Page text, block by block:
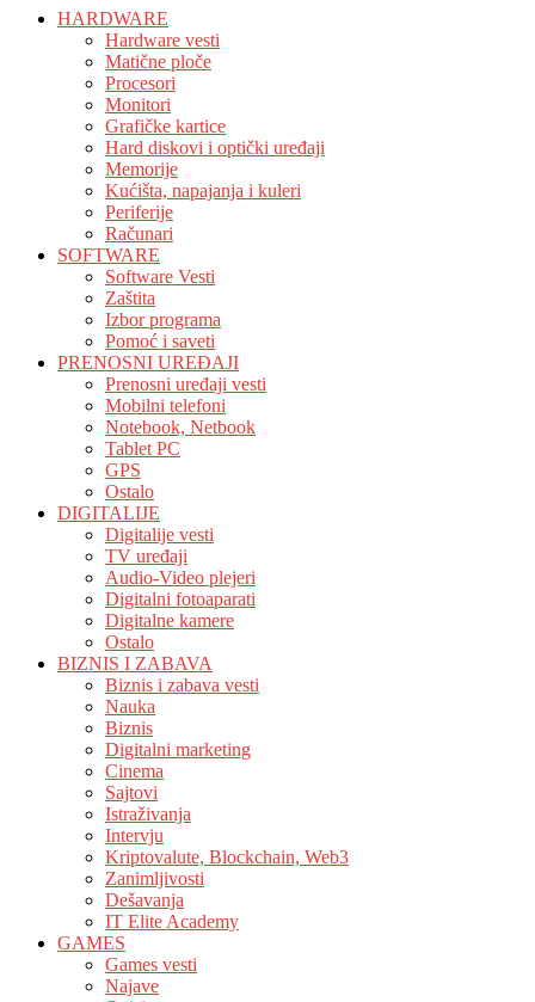
HARDWARE
Hardware vesti
Matične ploče
Procesori
Monitori
Grafičke kartice
Hard diskovi i optički uređaji
Memorije
Kućišta, napajanja i kuleri
Periferije
Računari
SOFTWARE
Software Vesti
Zaštita
Izbor programa
Pomoć i saveti
PRENOSNI UREĐAJI
Prenosni uređaji vesti
Mobilni telefoni
Notebook, Netbook
Tablet PC
GPS
Ostalo
DIGITALIJE
Digitalije vesti
TV uređaji
Audio-Video plejeri
Digitalni fotoaparati
Digitalne kamere
Ostalo
BIZNIS I ZABAVA
Biznis i zabava vesti
Nauka
Biznis
Digitalni marketing
Cinema
Sajtovi
Istraživanja
Intervju
Kriptovalute, Blockchain, Web3
Zanimljivosti
Dešavanja
IT Elite Academy
GAMES
Games vesti
Najave